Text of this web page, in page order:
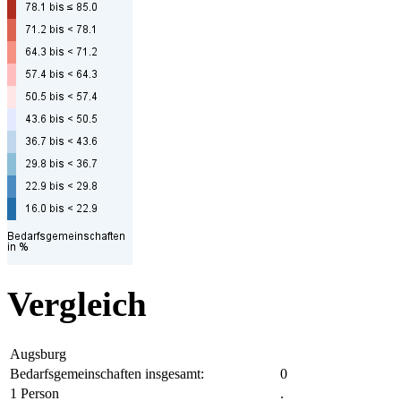
Vergleich
Augsburg
Bedarfsgemeinschaften insgesamt:
0
1 Person
.